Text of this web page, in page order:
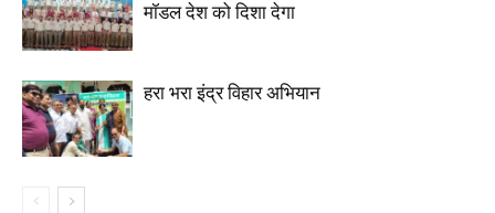
मॉडल देश को दिशा देगा
हरा भरा इंद्र विहार अभियान